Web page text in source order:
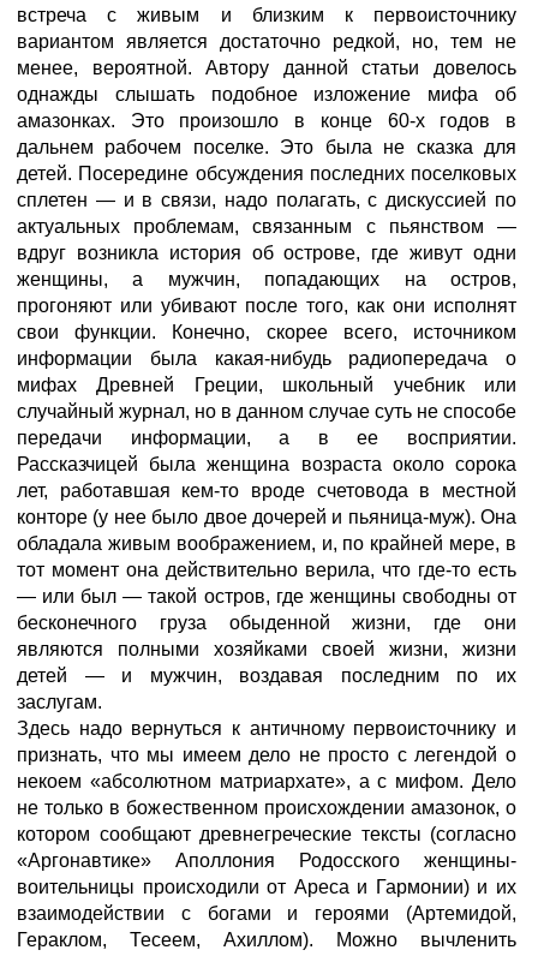
встреча с живым и близким к первоисточнику
вариантом является достаточно редкой, но, тем не
менее, вероятной. Автору данной статьи довелось
однажды слышать подобное изложение мифа об
амазонках. Это произошло в конце 60-х годов в
дальнем рабочем поселке. Это была не сказка для
детей. Посередине обсуждения последних поселковых
сплетен — и в связи, надо полагать, с дискуссией по
актуальных проблемам, связанным с пьянством —
вдруг возникла история об острове, где живут одни
женщины, а мужчин, попадающих на остров,
прогоняют или убивают после того, как они исполнят
свои функции. Конечно, скорее всего, источником
информации была какая-нибудь радиопередача о
мифах Древней Греции, школьный учебник или
случайный журнал, но в данном случае суть не способе
передачи информации, а в ее восприятии.
Рассказчицей была женщина возраста около сорока
лет, работавшая кем-то вроде счетовода в местной
конторе (у нее было двое дочерей и пьяница-муж). Она
обладала живым воображением, и, по крайней мере, в
тот момент она действительно верила, что где-то есть
— или был — такой остров, где женщины свободны от
бесконечного груза обыденной жизни, где они
являются полными хозяйками своей жизни, жизни
детей — и мужчин, воздавая последним по их
заслугам.
Здесь надо вернуться к античному первоисточнику и
признать, что мы имеем дело не просто с легендой о
некоем «абсолютном матриархате», а с мифом. Дело
не только в божественном происхождении амазонок, о
котором сообщают древнегреческие тексты (согласно
«Аргонавтике» Аполлония Родосского женщины-
воительницы происходили от Ареса и Гармонии) и их
взаимодействии с богами и героями (Артемидой,
Гераклом, Тесеем, Ахиллом). Можно вычленить